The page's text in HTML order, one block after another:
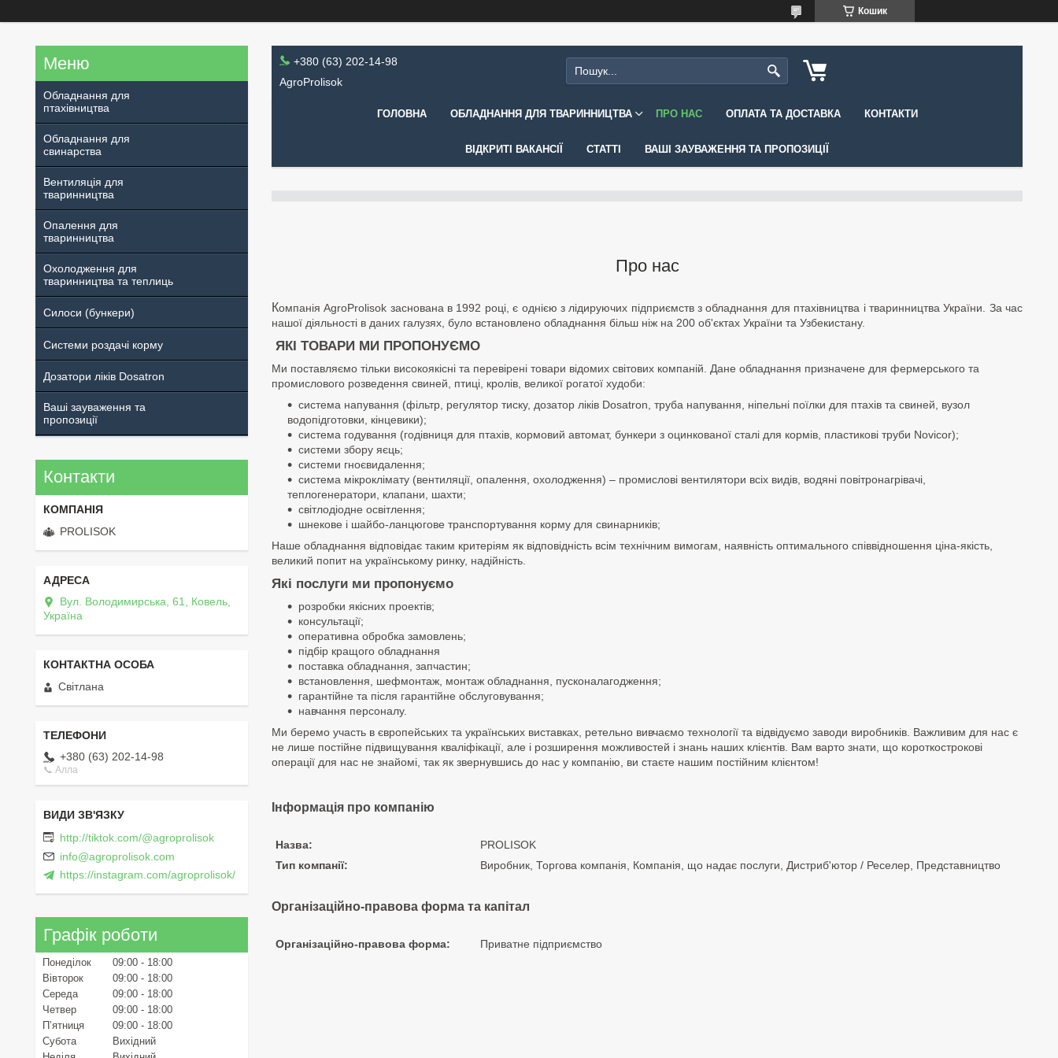
Кошик
+380 (63) 202-14-98
AgroProlisok
ГОЛОВНА ОБЛАДНАННЯ ДЛЯ ТВАРИННИЦТВА ПРО НАС ОПЛАТА ТА ДОСТАВКА КОНТАКТИ
ВІДКРИТІ ВАКАНСІЇ СТАТТІ ВАШІ ЗАУВАЖЕННЯ ТА ПРОПОЗИЦІЇ
Про нас
Компанія AgroProlisok заснована в 1992 році, є однією з лідируючих підприємств з обладнання для птахівництва і тваринництва України. За час
нашої діяльності в даних галузях, було встановлено обладнання більш ніж на 200 об'єктах України та Узбекистану.
ЯКІ ТОВАРИ МИ ПРОПОНУЄМО
Ми поставляємо тільки високоякісні та перевірені товари відомих світових компаній. Дане обладнання призначене для фермерського та
промислового розведення свиней, птиці, кролів, великої рогатої худоби:
система напування (фільтр, регулятор тиску, дозатор ліків Dosatron, труба напування, ніпельні поїлки для птахів та свиней, вузол
водопідготовки, кінцевики);
система годування (годівниця для птахів, кормовий автомат, бункери з оцинкованої сталі для кормів, пластикові труби Novicor);
системи збору яєць;
системи гноєвидалення;
система мікроклімату (вентиляції, опалення, охолодження) – промислові вентилятори всіх видів, водяні повітронагрівачі,
теплогенератори, клапани, шахти;
світлодіодне освітлення;
шнекове і шайбо-ланцюгове транспортування корму для свинарників;
Наше обладнання відповідає таким критеріям як відповідність всім технічним вимогам, наявність оптимального співвідношення ціна-якість,
великий попит на українському ринку, надійність.
Які послуги ми пропонуємо
розробки якісних проектів;
консультації;
оперативна обробка замовлень;
підбір кращого обладнання
поставка обладнання, запчастин;
встановлення, шефмонтаж, монтаж обладнання, пусконалагодження;
гарантійне та після гарантійне обслуговування;
навчання персоналу.
Ми беремо участь в європейських та українських виставках, ретельно вивчаємо технології та відвідуємо заводи виробників. Важливим для нас є
не лише постійне підвищування кваліфікації, але і розширення можливостей і знань наших клієнтів. Вам варто знати, що короткострокові
операції для нас не знайомі, так як звернувшись до нас у компанію, ви стаєте нашим постійним клієнтом!
Інформація про компанію
Назва:
PROLISOK
Тип компанії:
Виробник, Торгова компанія, Компанія, що надає послуги, Дистриб'ютор / Реселер, Представництво
Організаційно-правова форма та капітал
Організаційно-правова форма: Приватне підприємство
Обладнання для
птахівництва
Обладнання для
свинарства
Вентиляція для
тваринництва
Опалення для
тваринництва
Охолодження для
тваринництва та теплиць
Силоси (бункери)
Системи роздачі корму
Дозатори ліків Dosatron
Ваші зауваження та
пропозиції
Контакти
PROLISOK
Вул. Володимирська, 61, Ковель,
Україна
Світлана
+380 (63) 202-14-98
📞 Алла
http://tiktok.com/@agroprolisok
info@agroprolisok.com
https://instagram.com/agroprolisok/
Графік роботи
Понеділок 09:00
18:00
Вівторок
09:00
18:00
Середа
09:00
18:00
Четвер
09:00
18:00
Пʼятниця
09:00
18:00
Субота
Вихідний